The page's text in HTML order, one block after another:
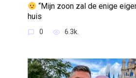
“Mijn zoon zal de enige
huis
0 6.3k.